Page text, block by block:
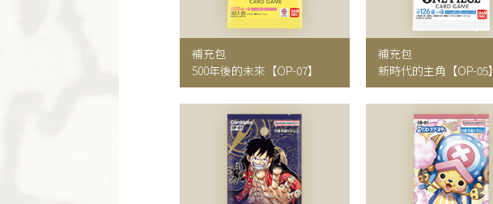
補充包
500年後的未來 【OP-07】
補充包
新時代的主角 【OP-05】